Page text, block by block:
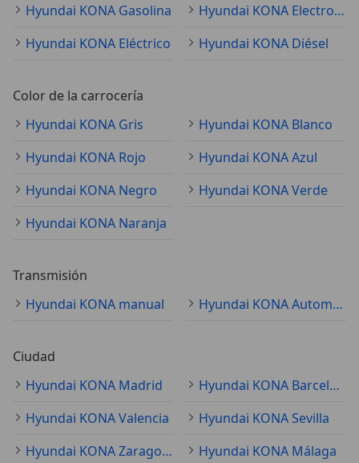
Hyundai KONA Gasolina
Hyundai KONA Electro/Gasolina
Hyundai KONA Eléctrico
Hyundai KONA Diésel
Color de la carrocería
Hyundai KONA Gris
Hyundai KONA Blanco
Hyundai KONA Rojo
Hyundai KONA Azul
Hyundai KONA Negro
Hyundai KONA Verde
Hyundai KONA Naranja
Transmisión
Hyundai KONA manual
Hyundai KONA Automático
Ciudad
Hyundai KONA Madrid
Hyundai KONA Barcelona
Hyundai KONA Valencia
Hyundai KONA Sevilla
Hyundai KONA Zaragoza
Hyundai KONA Málaga